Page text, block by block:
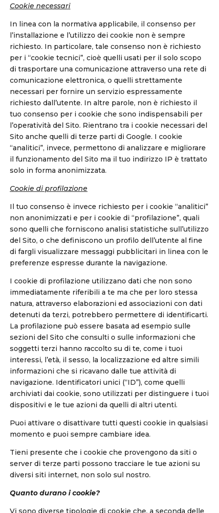
Cookie necessari
In linea con la normativa applicabile, il consenso per
l’installazione e l’utilizzo dei cookie non è sempre
richiesto. In particolare, tale consenso non è richiesto
per i “cookie tecnici”, cioè quelli usati per il solo scopo
di trasportare una comunicazione attraverso una rete di
comunicazione elettronica, o quelli strettamente
necessari per fornire un servizio espressamente
richiesto dall’utente. In altre parole, non è richiesto il
tuo consenso per i cookie che sono indispensabili per
l’operatività del Sito. Rientrano tra i cookie necessari del
Sito anche quelli di terze parti di Google. I cookie
“analitici”, invece, permettono di analizzare e migliorare
il funzionamento del Sito ma il tuo indirizzo IP è trattato
solo in forma anonimizzata.
Cookie di profilazione
Il tuo consenso è invece richiesto per i cookie “analitici”
non anonimizzati e per i cookie di “profilazione”, quali
sono quelli che forniscono analisi statistiche sull’utilizzo
del Sito, o che definiscono un profilo dell’utente al fine
di fargli visualizzare messaggi pubblicitari in linea con le
preferenze espresse durante la navigazione.
I cookie di profilazione utilizzano dati che non sono
immediatamente riferibili a te ma che per loro stessa
natura, attraverso elaborazioni ed associazioni con dati
detenuti da terzi, potrebbero permettere di identificarti.
La profilazione può essere basata ad esempio sulle
sezioni del Sito che consulti o sulle informazioni che
soggetti terzi hanno raccolto su di te, come i tuoi
interessi, l’età, il sesso, la localizzazione ed altre simili
informazioni che si ricavano dalle tue attività di
navigazione. Identificatori unici (“ID”), come quelli
archiviati dai cookie, sono utilizzati per distinguere i tuoi
dispositivi e le tue azioni da quelli di altri utenti.
Puoi attivare o disattivare tutti questi cookie in qualsiasi
momento e puoi sempre cambiare idea.
Tieni presente che i cookie che provengono da siti o
server di terze parti possono tracciare le tue azioni su
diversi siti internet, non solo sul nostro.
Quanto durano i cookie?
Vi sono diverse tipologie di cookie che, a seconda delle